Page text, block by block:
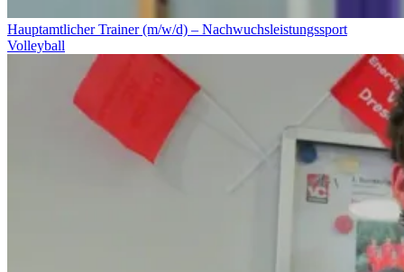
Hauptamtlicher Trainer (m/w/d) – Nachwuchsleistungssport
Volleyball